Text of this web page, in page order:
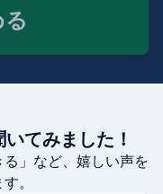
てみました！
る」など、嬉しい声を
。